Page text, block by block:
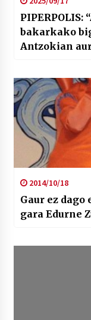
PIPERPOLIS:
bakarkako
Antzokian
2014/10/18
Gaur ez
gara Edurne